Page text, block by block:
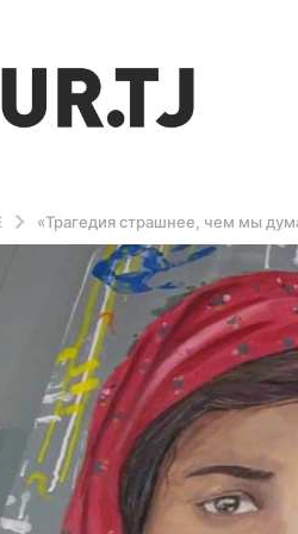
«Трагедия страшнее, чем мы